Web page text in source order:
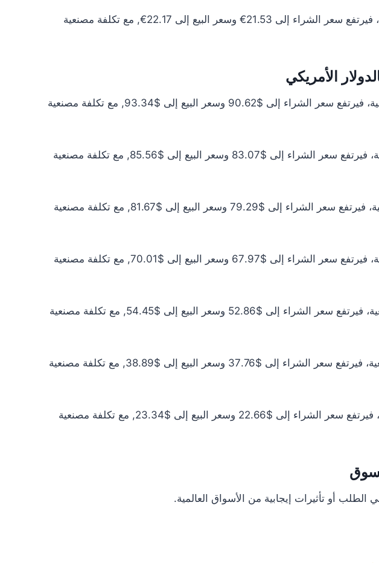
سعر الذهب عيار 6 اليوم يبلغ 19.57€ للشراء الخام و20.16€ للبيع الخام. أما مع إضافة المصنعية، فيرتفع سعر الشراء إلى 21.53€ وسعر البيع إلى 22.17€, مع تكلفة مصنعية
الأمريكي
سعر الذهب عيار 24 اليوم يبلغ $82.38 للشراء الخام و$84.86 للبيع الخام. أما مع إضافة المصنعية، فيرتفع سعر الشراء إلى $90.62 وسعر البيع إلى $93.34, مع تكلفة مصنعية
سعر الذهب عيار 22 اليوم يبلغ $75.52 للشراء الخام و$77.78 للبيع الخام. أما مع إضافة المصنعية، فيرتفع سعر الشراء إلى $83.07 وسعر البيع إلى $85.56, مع تكلفة مصنعية
سعر الذهب عيار 21 اليوم يبلغ $72.09 للشراء الخام و$74.25 للبيع الخام. أما مع إضافة المصنعية، فيرتفع سعر الشراء إلى $79.29 وسعر البيع إلى $81.67, مع تكلفة مصنعية
سعر الذهب عيار 18 اليوم يبلغ $61.79 للشراء الخام و$63.64 للبيع الخام. أما مع إضافة المصنعية، فيرتفع سعر الشراء إلى $67.97 وسعر البيع إلى $70.01, مع تكلفة مصنعية
سعر الذهب عيار 14 اليوم يبلغ $48.06 للشراء الخام و$49.50 للبيع الخام. أما مع إضافة المصنعية، فيرتفع سعر الشراء إلى $52.86 وسعر البيع إلى $54.45, مع تكلفة مصنعية
سعر الذهب عيار 10 اليوم يبلغ $34.33 للشراء الخام و$35.36 للبيع الخام. أما مع إضافة المصنعية، فيرتفع سعر الشراء إلى $37.76 وسعر البيع إلى $38.89, مع تكلفة مصنعية
سعر الذهب عيار 6 اليوم يبلغ $20.60 للشراء الخام و$21.21 للبيع الخام. أما مع إضافة المصنعية، فيرتفع سعر الشراء إلى $22.66 وسعر البيع إلى $23.34, مع تكلفة مصنعية